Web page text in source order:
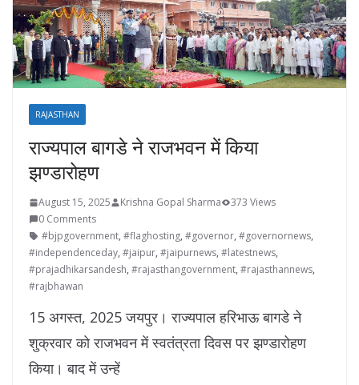
RAJASTHAN
राज्यपाल बागडे ने राजभवन में किया
झण्डारोहण
August 15, 2025 Krishna Gopal Sharma
373 Views
0 Comments
#bjpgovernment, #flaghosting, #governor, #governornews,
#independenceday, #jaipur, #jaipurnews, #latestnews,
#prajadhikarsandesh, #rajasthangovernment, #rajasthannews,
#rajbhawan
15 अगस्त, 2025 जयपुर। राज्यपाल हरिभाऊ बागडे ने
शुक्रवार को राजभवन में स्वतंत्रता दिवस पर झण्डारोहण
किया। बाद में उन्हें